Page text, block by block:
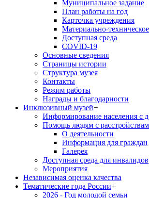
Муниципальное задание
План работы на год
Карточка учреждения
Материально-
Доступная среда
COVID-19
Основные сведения
Страницы истории
Структура музея
Контакты
Режим работы
Награды и благодарности
Инклюзивный музей+
Информирование населения с
Помощь людям с
О деятельности
Информация для граждан
Галерея
Доступная среда для инвалидов
Мероприятия
Независимая оценка качества
Тематические года России+
2026 - Год молодой семьи